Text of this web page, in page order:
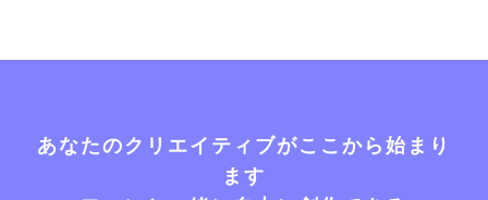
あなたのクリエイティブがここから始まり
ます